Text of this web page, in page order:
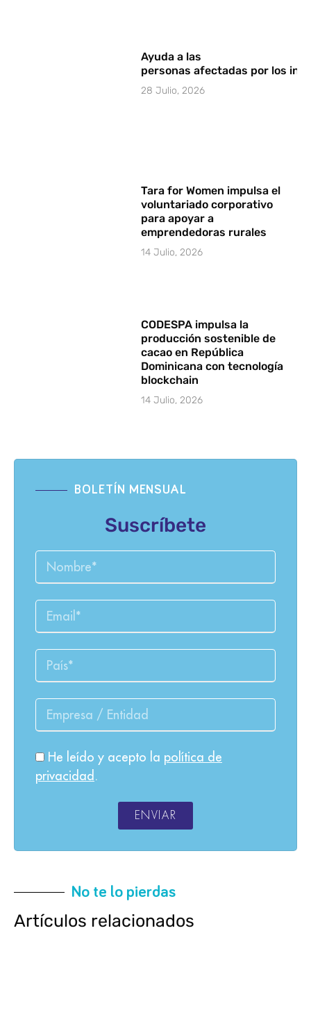
Ayuda a las
personas afectadas por los
28 Julio, 2026
Tara for Women impulsa el
voluntariado corporativo
para apoyar a
emprendedoras rurales
14 Julio, 2026
CODESPA impulsa la
producción sostenible de
cacao en República
Dominicana con tecnología
blockchain
14 Julio, 2026
BOLETÍN MENSUAL
Suscríbete
He leído y acepto la política de
privacidad .
ENVIAR
No te lo pierdas
Artículos relacionados